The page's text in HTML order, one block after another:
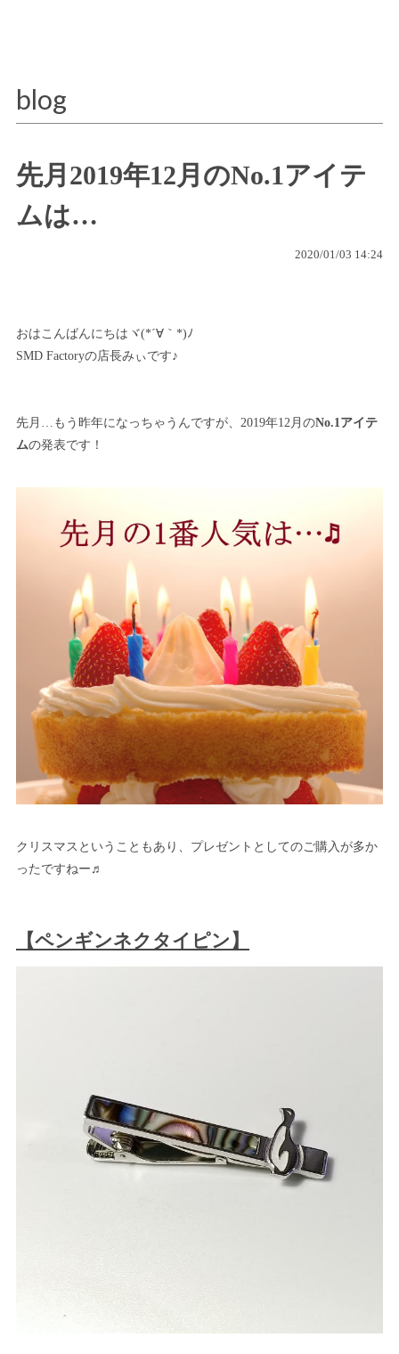
blog
先月2019年12月のNo.1アイテ
ムは…
2020/01/03 14:24
おはこんばんにちはヾ(*´∀｀*)ﾉ
SMD Factoryの店長みぃです♪
先月…もう昨年になっちゃうんですが、2019年12月のNo.1アイテ
ムの発表です！
クリスマスということもあり、プレゼントとしてのご購入が多か
ったですねー♬
【ペンギンネクタイピン】